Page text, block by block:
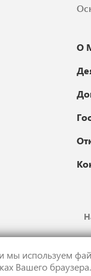
мы используем
Вашего браузера.
О